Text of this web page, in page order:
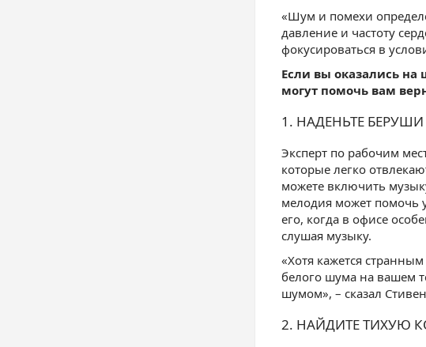
«Шум и помехи
давление и частоту
фокусироваться в
Если вы оказались
могут помочь вам
1. НАДЕНЬТЕ
Эксперт по рабочим
которые легко
можете включить
мелодия может помочь
его, когда в офисе
слушая музыку.
«Хотя кажется
белого шума на вашем
шумом», – сказал
2. НАЙДИТЕ ТИХУЮ